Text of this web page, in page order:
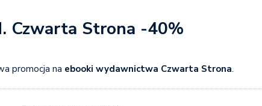
Czwarta Strona -40%
promocja na ebooki wydawnictwa Czwarta Strona.